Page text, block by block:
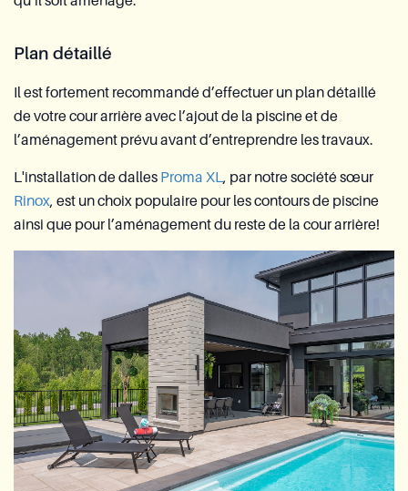
Plan détaillé
Il est fortement recommandé d’effectuer un plan détaillé
de votre cour arrière avec l’ajout de la piscine et de
l’aménagement prévu avant d’entreprendre les travaux.
L'installation de dalles Proma XL, par notre société sœur
Rinox, est un choix populaire pour les contours de piscine
ainsi que pour l’aménagement du reste de la cour arrière!